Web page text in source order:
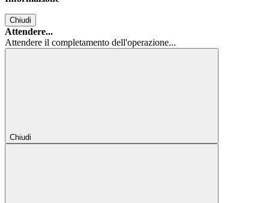
Chiudi
Attendere...
Attendere il completamento dell'operazione...
Chiudi